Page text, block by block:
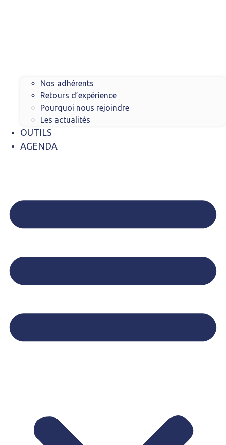
Nos adhérents
Retours d’expérience
Pourquoi nous rejoindre
Les actualités
OUTILS
AGENDA